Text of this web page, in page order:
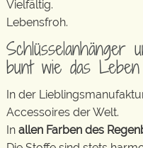
Vielfältig.
Lebensfroh.
Schlüsselanhänger
bunt wie das Leben
In der
Accessoires der Welt.
In allen Farben des